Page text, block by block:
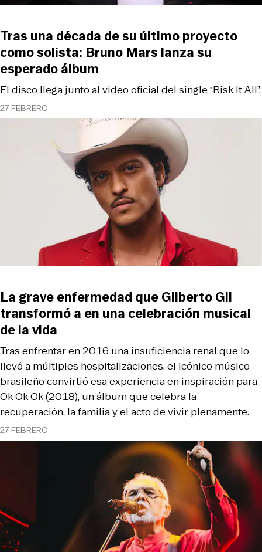
27 FEBRERO
El disco llega junto al video oficial del single “Risk It All”.
Tras una década de su último proyecto
como solista: Bruno Mars lanza su
esperado álbum
27 FEBRERO
Tras enfrentar en 2016 una insuficiencia renal que lo
llevó a múltiples hospitalizaciones, el icónico músico
brasileño convirtió esa experiencia en inspiración para
Ok Ok Ok (2018), un álbum que celebra la
recuperación, la familia y el acto de vivir plenamente.
La grave enfermedad que Gilberto Gil
transformó a en una celebración musical
de la vida